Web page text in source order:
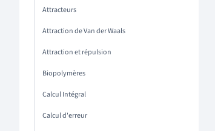
Attracteurs
Attraction de Van der Waals
Attraction et répulsion
Biopolymères
Calcul Intégral
Calcul d'erreur